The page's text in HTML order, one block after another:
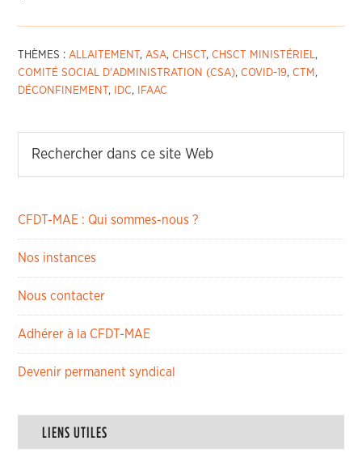
THÈMES :ALLAITEMENT ,ASA,CHSCT ,CHSCT MINISTÉRIEL,
COMITÉ SOCIAL D'ADMINISTRATION (CSA),COVID-19,CTM ,
DÉCONFINEMENT , IDC, IFAAC
CFDT-MAE : Qui sommes-nous ?
Nos instances
Nous contacter
Adhérer à la CFDT-MAE
Devenir permanent syndical
LIENS UTILES